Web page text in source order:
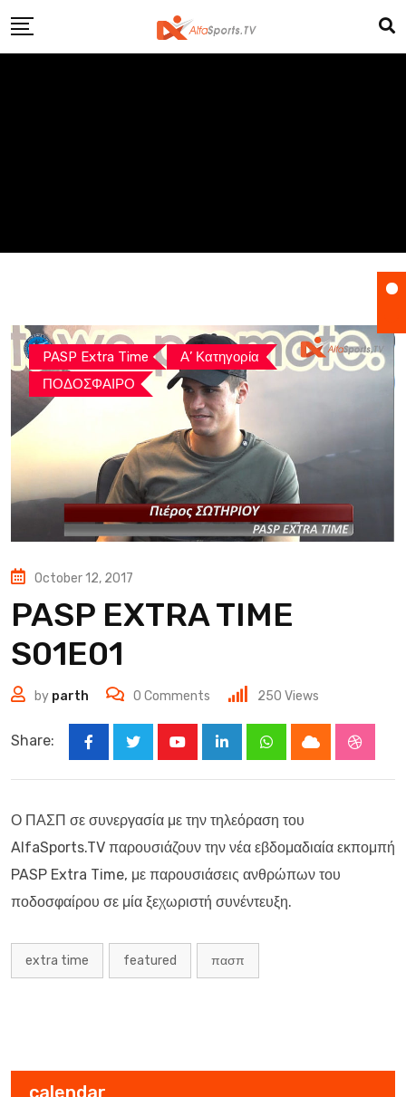
to
PASP Extra Time
Α’ Κατηγορία
ΠΟΔΟΣΦΑΙΡΟ
October 12, 2017
PASP EXTRA TIME
S01E01
by parth 0 Comments 250 Views
Share:
LinkedInWhatsappCloud
Ο ΠΑΣΠ σε συνεργασία με την τηλεόραση του
AlfaSports.TV παρουσιάζουν την νέα εβδομαδιαία εκπομπή
PASP Extra Time, με παρουσιάσεις ανθρώπων του
ποδοσφαίρου σε μία ξεχωριστή συνέντευξη.
extra time featured πασπ
calendar